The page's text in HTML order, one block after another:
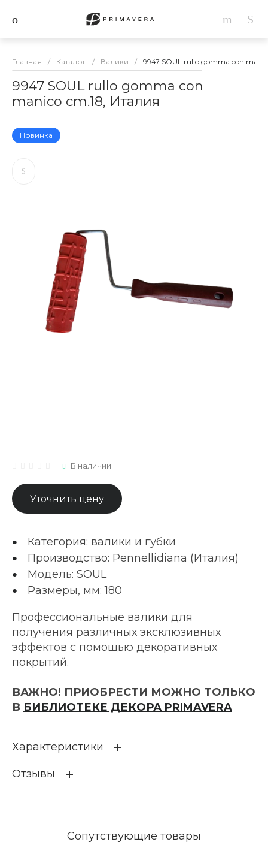
Главная / Каталог / Валики / 9947 SOUL rullo gomma con
9947 SOUL rullo gomma con
manico cm.18, Италия
Новинка
В наличии
Уточнить цену
Категория: валики и губки
Производство: Pennellidiana (Италия)
Модель: SOUL
Размеры, мм: 180
Профессиональные валики для
получения различных эксклюзивных
эффектов с помощью декоративных
покрытий.
ВАЖНО! ПРИОБРЕСТИ МОЖНО ТОЛЬКО
В БИБЛИОТЕКЕ ДЕКОРА PRIMAVERA
Характеристики
НАЗНАЧЕНИЕ
Отзывы
Сопутствующие товары